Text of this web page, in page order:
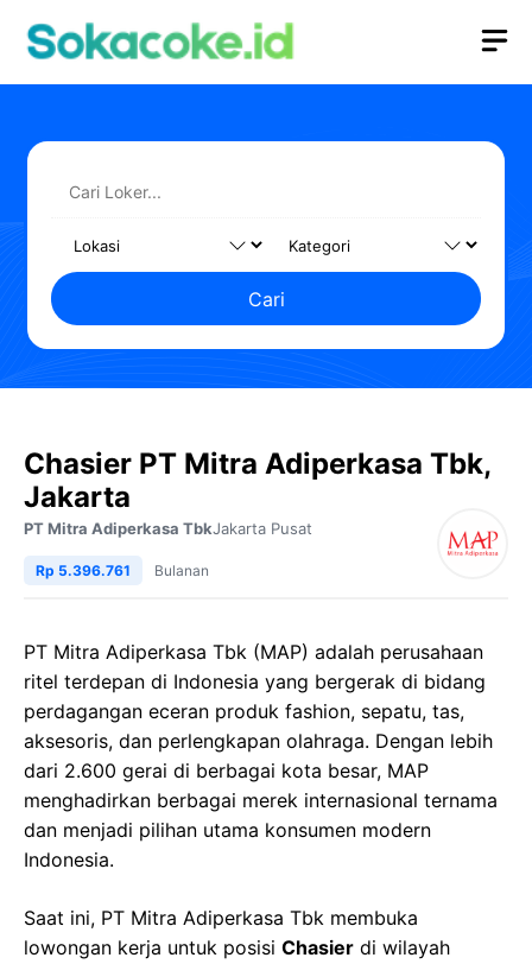
Cari
Chasier PT Mitra Adiperkasa Tbk,
Jakarta
PT Mitra Adiperkasa TbkJakarta Pusat
Rp 5.396.761 Bulanan
PT Mitra Adiperkasa Tbk (MAP) adalah perusahaan
ritel terdepan di Indonesia yang bergerak di bidang
perdagangan eceran produk fashion, sepatu, tas,
aksesoris, dan perlengkapan olahraga. Dengan lebih
dari 2.600 gerai di berbagai kota besar, MAP
menghadirkan berbagai merek internasional ternama
dan menjadi pilihan utama konsumen modern
Indonesia.
Saat ini, PT Mitra Adiperkasa Tbk membuka
lowongan kerja untuk posisi Chasier di wilayah